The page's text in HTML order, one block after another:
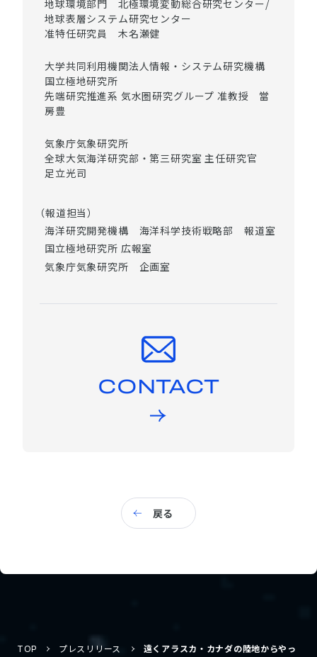
地球環境部門 北極環境変動総合研究センター/
地球表層システム研究センター
准特任研究員 木名瀬健
大学共同利用機関法人情報・システム研究機構
国立極地研究所
先端研究推進系 気水圏研究グループ 准教授 當
房豊
気象庁気象研究所
全球大気海洋研究部・第三研究室 主任研究官
足立光司
（報道担当）
海洋研究開発機構 海洋科学技術戦略部 報道室
国立極地研究所 広報室
気象庁気象研究所 企画室
CONTACT
戻る
TOP プレスリリース
遠くアラスカ・カナダの陸地からやっ